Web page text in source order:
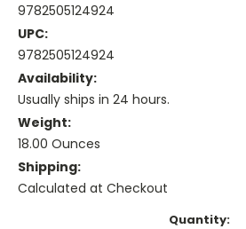
9782505124924
UPC:
9782505124924
Availability:
Usually ships in 24 hours.
Weight:
18.00 Ounces
Shipping:
Calculated at Checkout
Quantity: